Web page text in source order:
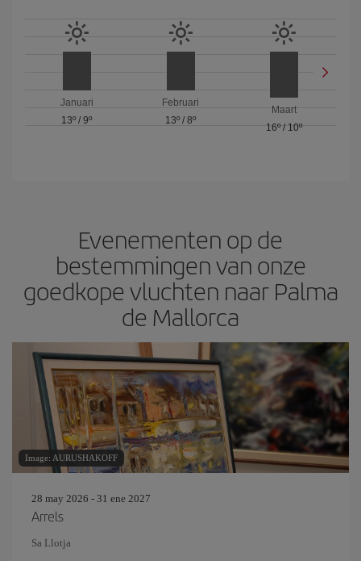
Januari
13º /9º
Februari
13º / 8º
Maart
16º/ 10º
Evenementen op de
bestemmingen van onze
goedkope vluchten naar Palma
de Mallorca
Image: AURUSHAKOFF
28 may 2026 - 31 ene 2027
Arrels
Sa Llotja